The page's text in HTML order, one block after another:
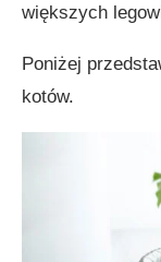
większych
Poniżej
kotów.